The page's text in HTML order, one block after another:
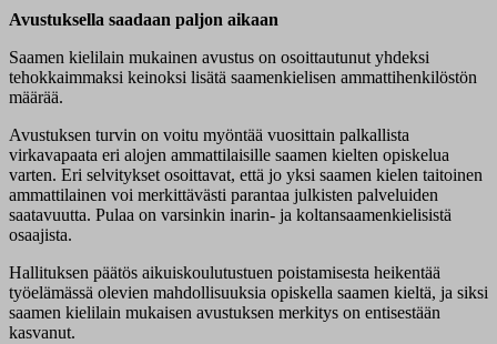
Avustuksella saadaan paljon aikaan
Saamen kielilain mukainen avustus on osoittautunut yhdeksi
tehokkaimmaksi keinoksi lisätä saamenkielisen ammattihenkilöstön
määrää.
Avustuksen turvin on voitu myöntää vuosittain palkallista
virkavapaata eri alojen ammattilaisille saamen kielten opiskelua
varten. Eri selvitykset osoittavat, että jo yksi saamen kielen taitoinen
ammattilainen voi merkittävästi parantaa julkisten palveluiden
saatavuutta. Pulaa on varsinkin inarin- ja koltansaamenkielisistä
osaajista.
Hallituksen päätös aikuiskoulutustuen poistamisesta heikentää
työelämässä olevien mahdollisuuksia opiskella saamen kieltä, ja siksi
saamen kielilain mukaisen avustuksen merkitys on entisestään
kasvanut.